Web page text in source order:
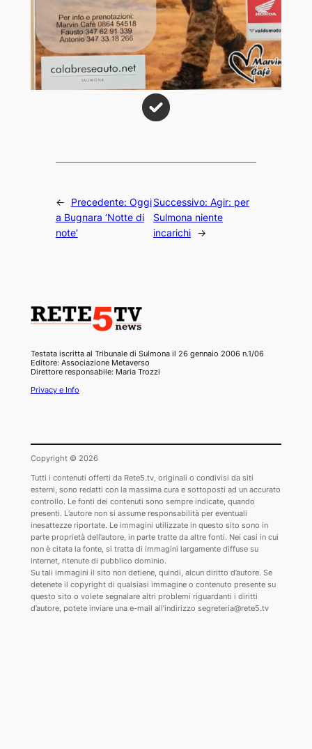
← Precedente: Oggi
a Bugnara ‘Notte di
note’
Successivo:Agir: per
Sulmona niente
incarichi →
Testata iscritta al Tribunale di Sulmona il 26 gennaio 2006 n.1/06
Editore: Associazione Metaverso
Direttore responsabile: Maria Trozzi
Privacy e Info
Copyright © 2026
Tutti i contenuti offerti da Rete5.tv, originali o condivisi da siti
esterni, sono redatti con la massima cura e sottoposti ad un accurato
controllo. Le fonti dei contenuti sono sempre indicate, quando
presenti. L’autore non si assume responsabilità per eventuali
inesattezze riportate. Le immagini utilizzate in questo sito sono in
parte proprietà dell’autore, in parte tratte da altre fonti. Nei casi in cui
non è citata la fonte, si tratta di immagini largamente diffuse su
internet, ritenute di pubblico dominio.
Su tali immagini il sito non detiene, quindi, alcun diritto d’autore. Se
detenete il copyright di qualsiasi immagine o contenuto presente su
questo sito o volete segnalare altri problemi riguardanti i diritti
d’autore, potete inviare una e-mail all’indirizzo segreteria@rete5.tv